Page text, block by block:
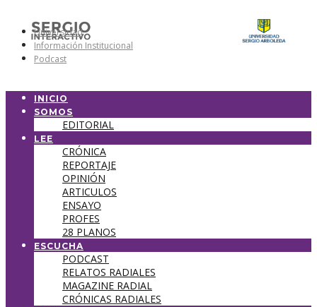
Universidad
Información Institucional
Podcast
INICIO
SOMOS
EDITORIAL
LEE
CRÓNICA
REPORTAJE
OPINIÓN
ARTICULOS
ENSAYO
PROFES
28 PLANOS
ESCUCHA
PODCAST
RELATOS RADIALES
MAGAZINE RADIAL
CRÓNICAS RADIALES